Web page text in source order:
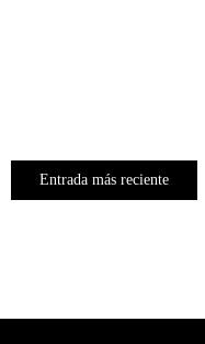
Entrada más reciente